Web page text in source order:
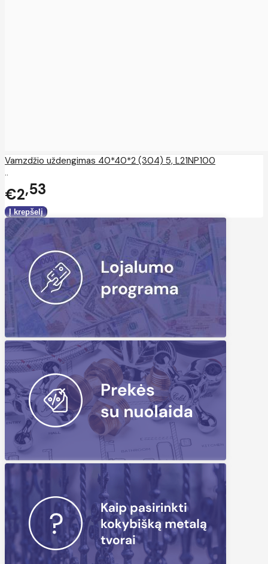
Vamzdžio uždengimas 40*40*2 (304) 5, L21NP100
..
€2 53